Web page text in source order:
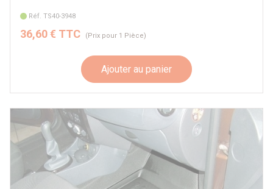
Réf. TS40-3948
36,60 € TTC (Prix pour 1 Pièce)
Ajouter au panier